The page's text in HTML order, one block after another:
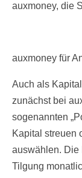
auxmoney, die
auxmoney für
Auch als
zunächst bei
sogenannten
Kapital streuen
auswählen. Die
Tilgung